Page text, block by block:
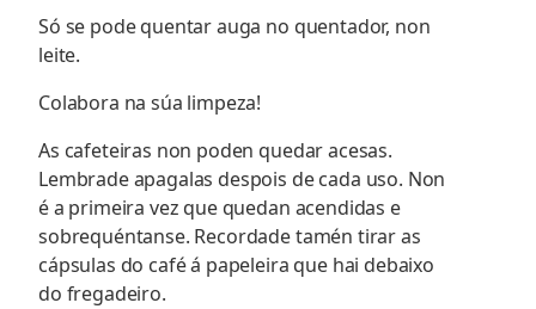
Só se pode quentar auga no quentador, non
leite.
Colabora na súa limpeza!
As cafeteiras non poden quedar acesas.
Lembrade apagalas despois de cada uso. Non
é a primeira vez que quedan acendidas e
sobrequéntanse. Recordade tamén tirar as
cápsulas do café á papeleira que hai debaixo
do fregadeiro.